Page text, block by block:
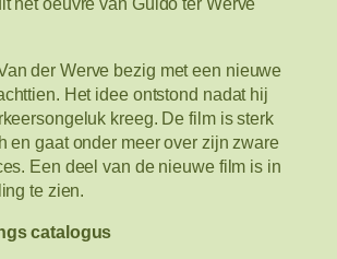
der Werve bezig met een nieuwe
Het idee ontstond nadat hij
kreeg. De film is sterk
en gaat onder meer over zijn zware
Een deel van de nieuwe film is in
te zien.
catalogus